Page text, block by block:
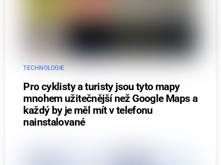
TECHNOLOGIE
Pro cyklisty a turisty jsou tyto mapy
mnohem užitečnější než Google Maps a
každý by je měl mít v telefonu
nainstalované